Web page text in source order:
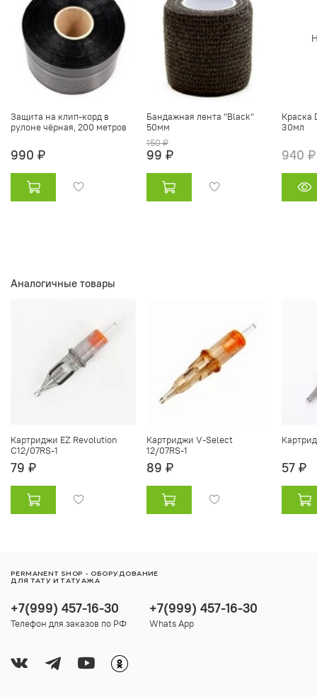
Защита на клип-корд в
рулоне чёрная, 200 метров
990 ₽
Бандажная лента "Black"
50мм
150 ₽
99 ₽
Краска
30мл
940 ₽
Аналогичные товары
Картриджи EZ Revolution
C12/07RS-1
79 ₽
Картриджи V-Select
12/07RS-1
89 ₽ 57 ₽
+7(999) 457-16-30
Телефон для заказов по РФ
+7(999) 457-16-30
Whats App
PERMANENT SHOP - ОБОРУДОВАНИЕ
ДЛЯ ТАТУ И ТАТУАЖА